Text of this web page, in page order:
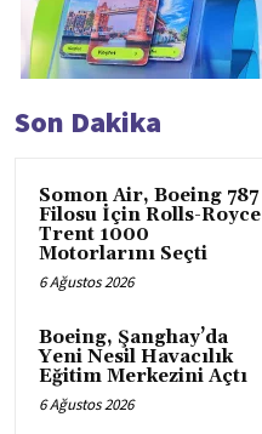
Son Dakika
Somon Air, Boeing 787
Filosu İçin Rolls-Royce
Trent 1000
Motorlarını Seçti
6 Ağustos 2026
Boeing, Şanghay’da
Yeni Nesil Havacılık
Eğitim Merkezini Açtı
6 Ağustos 2026